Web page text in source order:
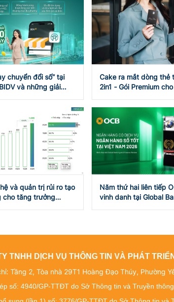
chuyển đổi số” tại
và những giải
Cake ra mắt dòng thẻ
2in1 - Gói Premium
riêng”
và quản trị rủi ro tạo
cho tăng trưởng
Năm thứ hai liên tiếp
vinh danh tại Global
TNHH DỊCH VỤ THÔNG TIN VÀ PHÁT
Tầng 2, Tòa nhà 29T1 Hoàng Đạo Thúy, Phường
số: 4940/GP-TTĐT do Sở Thông tin và Truyền